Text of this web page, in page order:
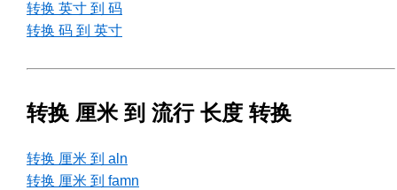
转换 英寸 到 码
转换 码 到 英寸
转换 厘米 到 流行 长度 转换
转换 厘米 到 aln
转换 厘米 到 famn